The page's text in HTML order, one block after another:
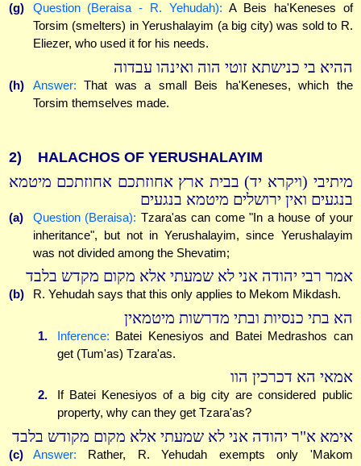
(g) Question (Beraisa - R. Yehudah): A Beis ha'Keneses of
Torsim (smelters) in Yerushalayim (a big city) was sold to R.
Eliezer, who used it for his needs.
ההיא בי כנישתא זוטי הוה ואינהו עבדוה
(h) Answer: That was a small Beis ha'Keneses, which the
Torsim themselves made.
2) HALACHOS OF YERUSHALAYIM
מיתיבי (ויקרא יד) בבית ארץ אחוזתכם אחוזתכם מיטמא
בנגעים ואין ירושלים מיטמא בנגעים
(a) Question (Beraisa): Tzara'as can come "In a house of your
inheritance", but not in Yerushalayim, since Yerushalayim
was not divided among the Shevatim;
אמר רבי יהודה אני לא שמעתי אלא מקום מקדש בלבד
(b) R. Yehudah says that this only applies to Mekom Mikdash.
הא בתי כנסיות ובתי מדרשות מיטמאין
1. Inference: Batei Kenesiyos and Batei Medrashos can
get (Tum'as) Tzara'as.
אמאי הא דכרכין הוו
2.
If Batei Kenesiyos of a big city are considered public
property, why can they get Tzara'as?
אימא א"ר יהודה אני לא שמעתי אלא מקום מקודש בלבד
(c) Answer: Rather, R. Yehudah exempts only 'Makom